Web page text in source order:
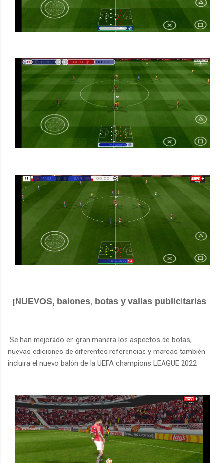
¡NUEVOS, balones, botas y vallas publicitarias
Se han mejorado en gran manera los aspectos de botas,
nuevas ediciones de diferentes referencias y marcas también
incluira el nuevo balón de la UEFA champions LEAGUE 2022